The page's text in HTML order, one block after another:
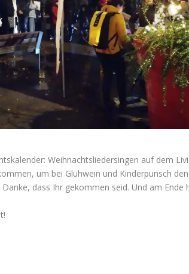
Weihnachtsliedersingen auf dem
um bei Glühwein und Kinderpunsch
dass Ihr gekommen seid. Und am Ende